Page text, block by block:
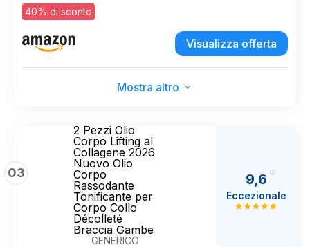
ialuronico, Rassoda, Nutre e Previene
L'invecchiamento, 400 ml
40% di sconto
Visualizza offerta
Mostra altro
03
2 Pezzi Olio
Corpo Lifting al
Collagene 2026
Nuovo Olio
Corpo
Rassodante
Tonificante per
Corpo Collo
Décolleté
Braccia Gambe
GENERICO
9,6
Eccezionale